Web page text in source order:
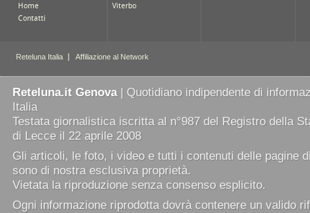
Reteluna.it Genova| Quotidiano indipendente di
Italia
Testata giornalistica iscritta al n°987 del Registro della
di Lecce il 22 aprile 2008
Gli articoli, le foto, i video e tutti i contenuti delle pagine
sono di nostra esclusiva proprietà.
Vietata la riproduzione senza consenso esplicito.
Ogni informazione riprodotta dovrà contenere un valido